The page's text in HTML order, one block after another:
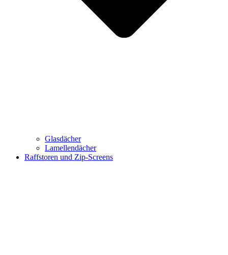
Glasdächer
Lamellendächer
Raffstoren und Zip-Screens